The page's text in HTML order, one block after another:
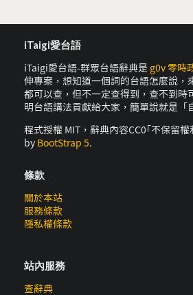
iTaigi愛台語
iTaigi愛台語-群眾台語辭典是 g0v 零時
伸專案，想知道一個詞的台語怎麼說，
都可以查，但不一定查得到，查不到時
明台語講法貢獻給大家，簡單說就是「
程式授權 MIT，辭典內容CC0｢不保留
by BootStrap 5.
條款
關於本站
服務條款
隱私權條款
站內服務
查辭典